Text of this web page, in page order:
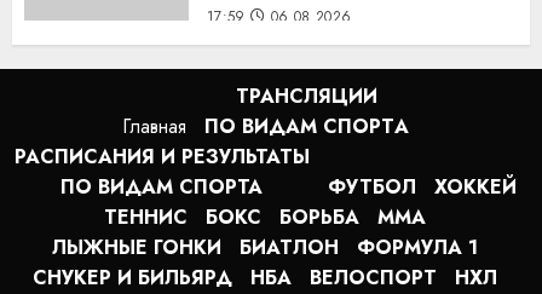
17:59 06.08.2026
Главная
ТРАНСЛЯЦИИ
ПО ВИДАМ СПОРТA
РАСПИСАНИЯ И РЕЗУЛЬТАТЫ
ПО ВИДАМ СПОРТА
ФУТБОЛ
ХОККЕЙ
ТЕННИС
БОКС БОРЬБА
MMA
ЛЫЖНЫЕ ГОНКИ
БИАТЛОН
ФОРМУЛА 1
СНУКЕР И БИЛЬЯРД
НБА ВЕЛОСПОРТ
НХЛ